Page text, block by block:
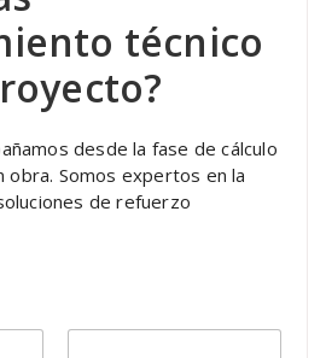
técnico
desde la fase de cálculo
obra. Somos expertos en la
de refuerzo